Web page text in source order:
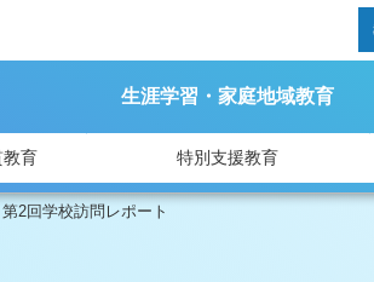
生涯学習・家庭地域教育
教育 特別支援教育
2回学校訪問レポート